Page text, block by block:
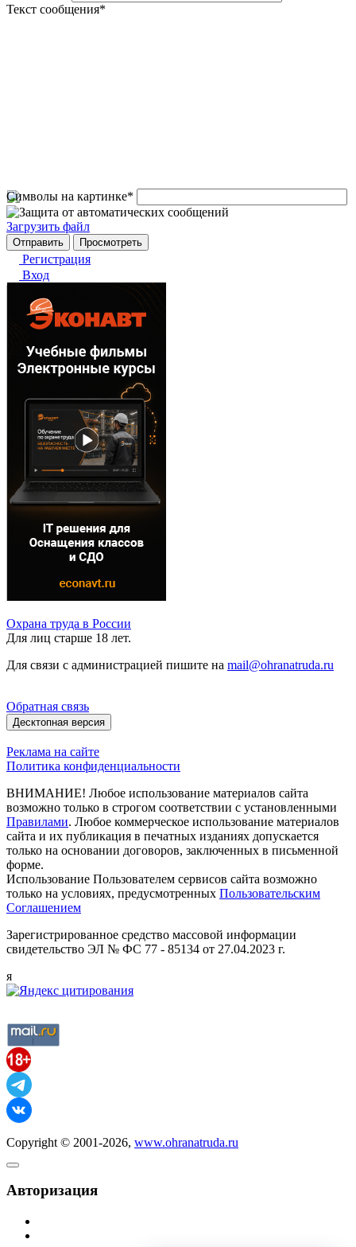
Текст сообщения*
Символы на картинке*
Загрузить файл
Регистрация
Вход
Охрана труда в России
Для лиц старше 18 лет.
Для связи с администрацией пишите на mail@ohranatruda.ru
Обратная связь
Десктопная версия
Реклама на сайте
Политика конфиденциальности
ВНИМАНИЕ! Любое использование материалов сайта
возможно только в строгом соответствии с установленными
Правилами. Любое коммерческое использование материалов
сайта и их публикация в печатных изданиях допускается
только на основании договоров, заключенных в письменной
форме.
Использование Пользователем сервисов сайта возможно
только на условиях, предусмотренных Пользовательским
Соглашением
Зарегистрированное средство массовой информации
свидетельство ЭЛ № ФС 77 - 85134 от 27.04.2023 г.
я
Copyright © 2001-2026, www.ohranatruda.ru
Авторизация